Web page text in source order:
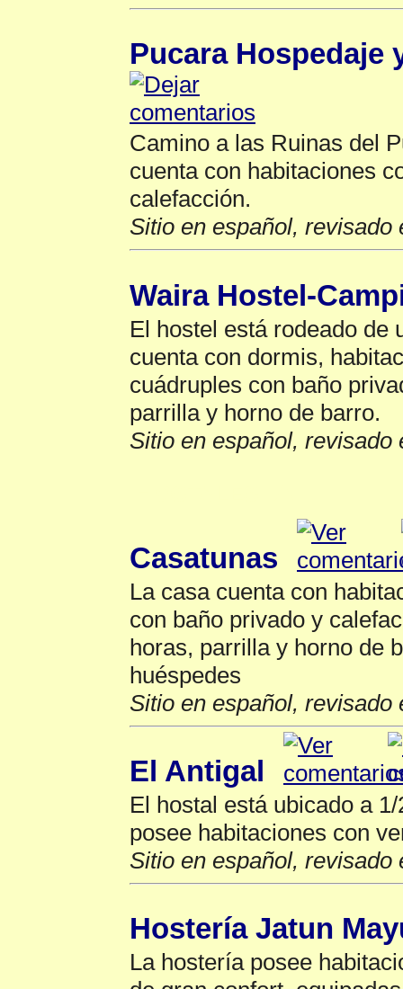
Pucara Hospedaje
Camino a las Ruinas del
cuenta con habitaciones
calefacción.
Sitio en español, revisado
Waira Hostel-
El hostel está rodeado de
cuenta con dormis,
cuádruples con baño
parrilla y horno de barro.
Sitio en español, revisado
Casatunas
La casa cuenta con
con baño privado y
horas, parrilla y horno de
huéspedes
Sitio en español, revisado
El Antigal
El hostal está ubicado a
posee habitaciones con
Sitio en español, revisado
Hostería Jatun
La hostería posee